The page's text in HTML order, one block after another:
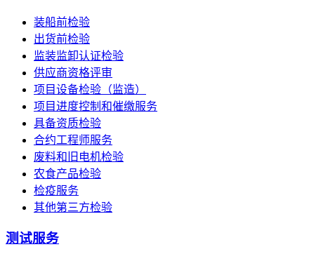
装船前检验
出货前检验
监装监卸认证检验
供应商资格评审
项目设备检验（监造）
项目进度控制和催缴服务
具备资质检验
合约工程师服务
废料和旧电机检验
农食产品检验
检疫服务
其他第三方检验
测试服务